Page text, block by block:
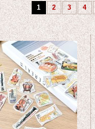
1 2 3 4